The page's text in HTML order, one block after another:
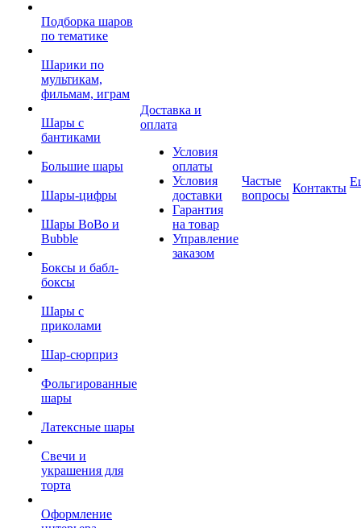
Подборка шаров
по тематике
Шарики по
мультикам,
фильмам, играм
Шары с
бантиками
Большие шары
Шары-цифры
Шары BoBo и
Bubble
Боксы и бабл-
боксы
Шары с
приколами
Шар-сюрприз
Фольгированные
шары
Латексные шары
Свечи и
украшения для
торта
Оформление
Доставка и
оплата
Условия
оплаты
Условия
доставки
Гарантия
на товар
Управление
заказом
Частые
вопросы
Контакты